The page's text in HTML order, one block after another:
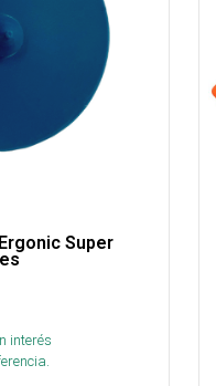
Super
interés